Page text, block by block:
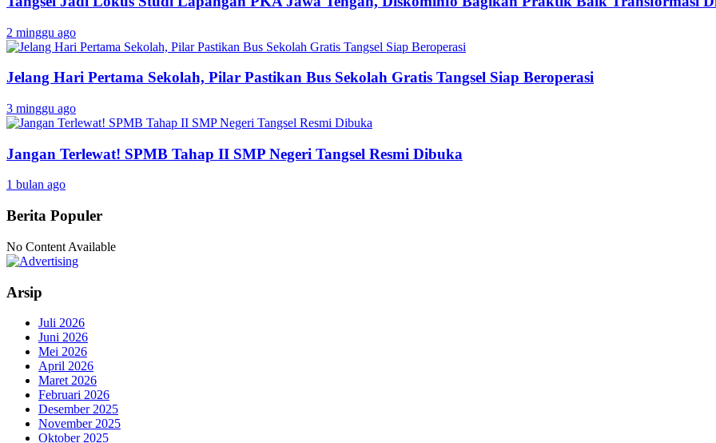
2 minggu ago
Jelang Hari Pertama Sekolah, Pilar Pastikan Bus Sekolah Gratis Tangsel Siap Beroperasi
3 minggu ago
Jangan Terlewat! SPMB Tahap II SMP Negeri Tangsel Resmi Dibuka
1 bulan ago
Berita Populer
No Content Available
Arsip
Juli 2026
Juni 2026
Mei 2026
April 2026
Maret 2026
Februari 2026
Desember 2025
November 2025
Oktober 2025